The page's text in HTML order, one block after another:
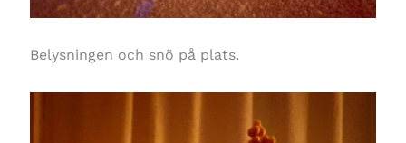
Belysningen och snö på plats.